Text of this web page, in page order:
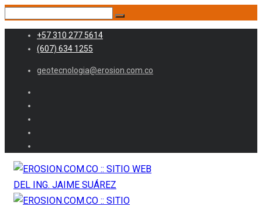
+57 310 277 5614
(607) 634 1255
geotecnologia@erosion.com.co